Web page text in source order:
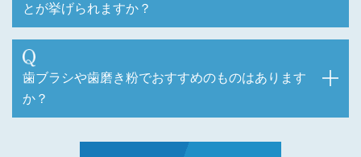
とが挙げられますか？
歯ブラシや歯磨き粉でおすすめのものはあります
か？